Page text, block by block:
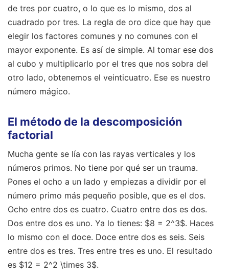
de tres por cuatro, o lo que es lo mismo, dos al
cuadrado por tres. La regla de oro dice que hay que
elegir los factores comunes y no comunes con el
mayor exponente. Es así de simple. Al tomar ese dos
al cubo y multiplicarlo por el tres que nos sobra del
otro lado, obtenemos el veinticuatro. Ese es nuestro
número mágico.
El método de la descomposición
factorial
Mucha gente se lía con las rayas verticales y los
números primos. No tiene por qué ser un trauma.
Pones el ocho a un lado y empiezas a dividir por el
número primo más pequeño posible, que es el dos.
Ocho entre dos es cuatro. Cuatro entre dos es dos.
Dos entre dos es uno. Ya lo tienes: $8 = 2^3$. Haces
lo mismo con el doce. Doce entre dos es seis. Seis
entre dos es tres. Tres entre tres es uno. El resultado
es $12 = 2^2 \times 3$.